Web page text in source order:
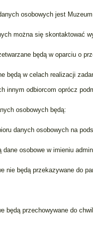
osobowych jest
można się skontaktować
będą w oparciu o
będą w celach realizacji
innym odbiorcom oprócz
osobowych będą:
danych osobowych na
dane osobowe w imieniu
będą przekazywane do
przechowywane do